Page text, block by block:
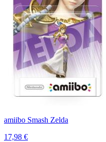
amiibo Smash Zelda
17,98 €